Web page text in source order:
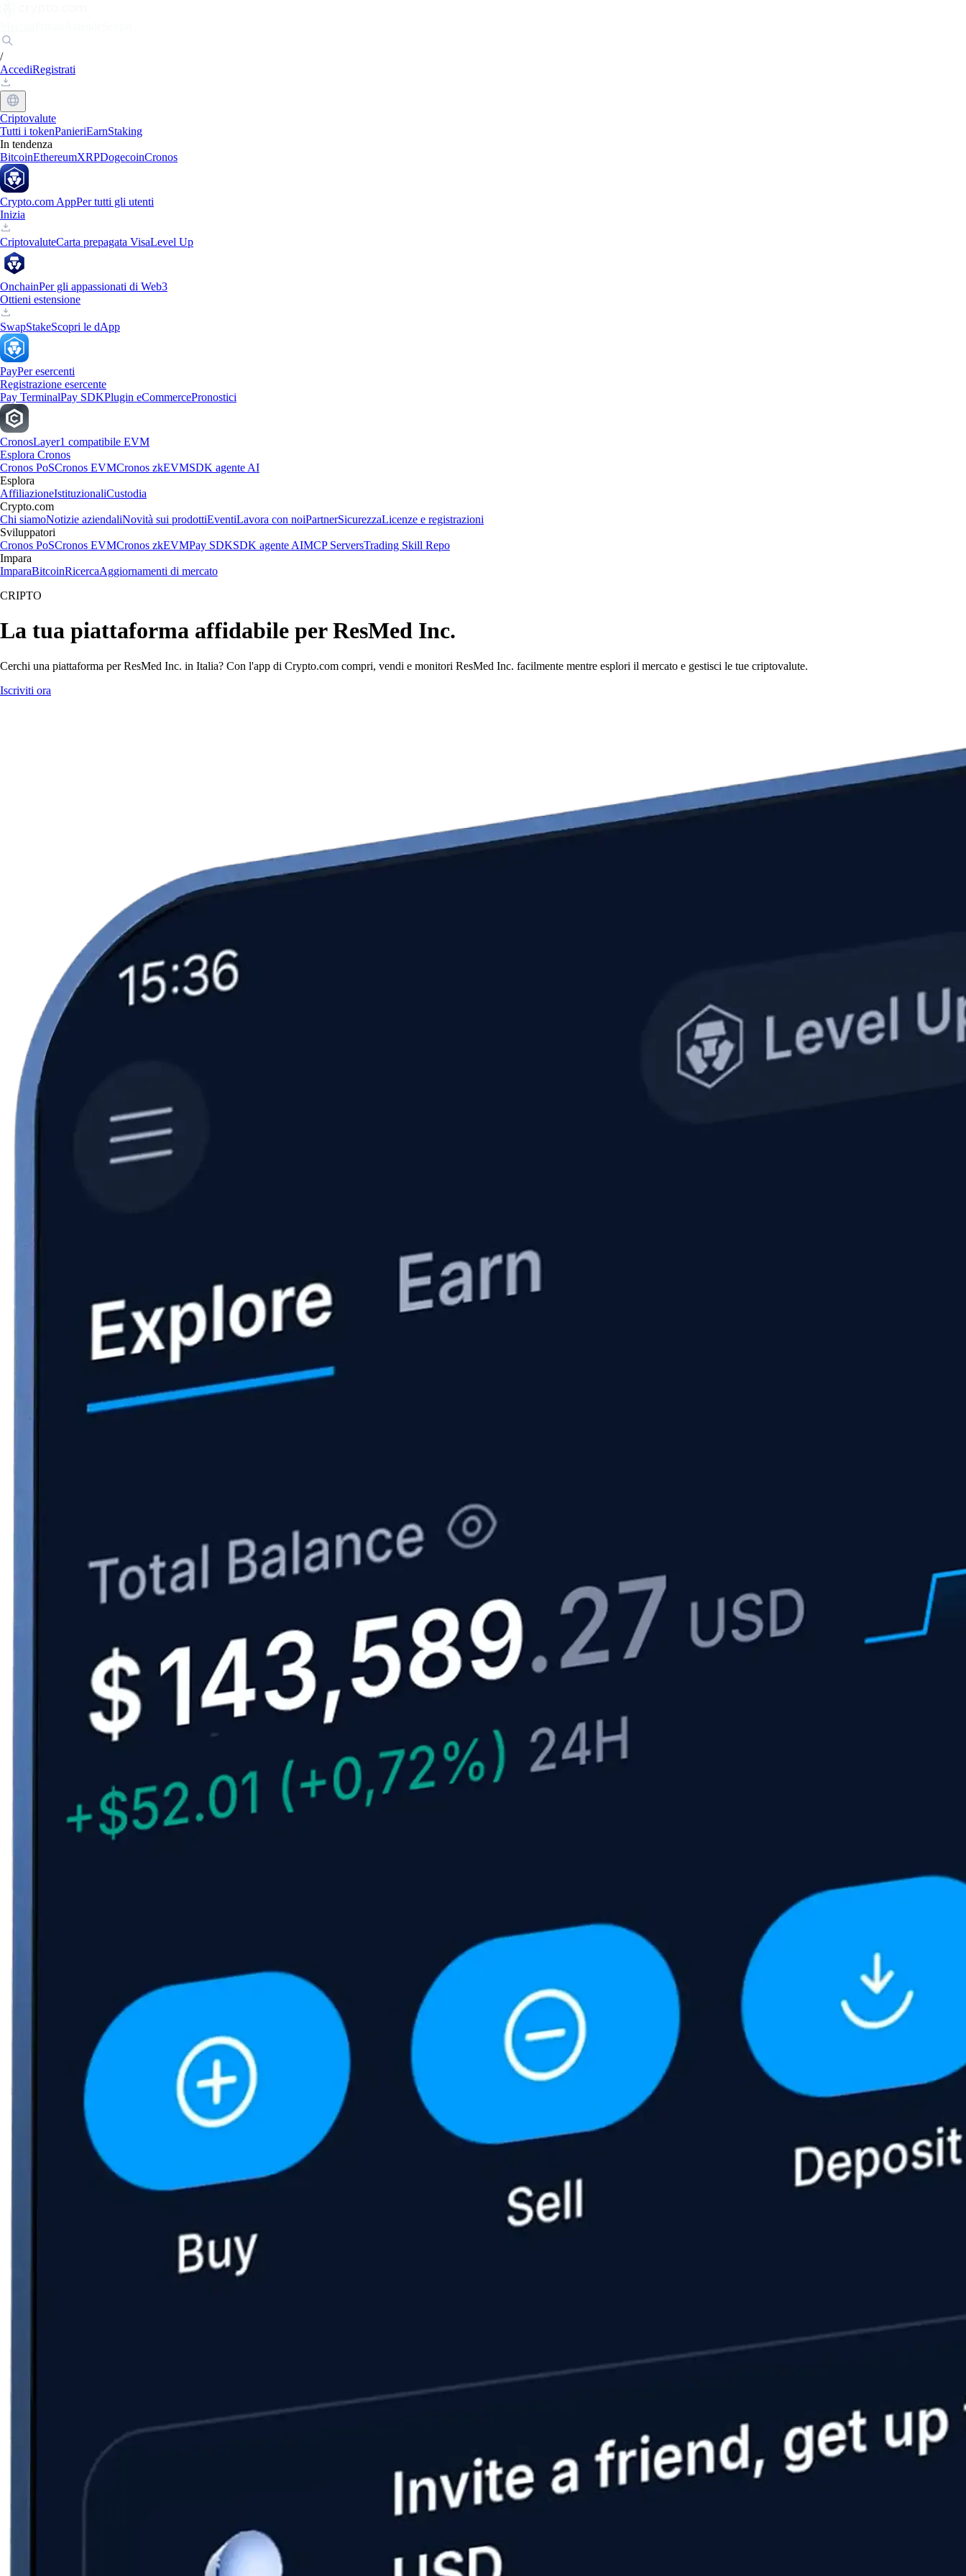
/
AccediRegistrati
Criptovalute
Tutti i tokenPanieriEarnStaking
In tendenza
BitcoinEthereumXRPDogecoinCronos
Crypto.com AppPer tutti gli utenti
Inizia
CriptovaluteCarta prepagata VisaLevel Up
OnchainPer gli appassionati di Web3
Ottieni estensione
SwapStakeScopri le dApp
PayPer esercenti
Registrazione esercente
Pay TerminalPay SDKPlugin eCommercePronostici
CronosLayer1 compatibile EVM
Esplora Cronos
Cronos PoSCronos EVMCronos zkEVMSDK agente AI
Esplora
AffiliazioneIstituzionaliCustodia
Crypto.com
Chi siamoNotizie aziendaliNovità sui prodottiEventiLavora con noiPartnerSicurezzaLicenze e registrazioni
Sviluppatori
Cronos PoSCronos EVMCronos zkEVMPay SDKSDK agente AIMCP ServersTrading Skill Repo
Impara
ImparaBitcoinRicercaAggiornamenti di mercato
CRIPTO
La tua piattaforma affidabile per ResMed Inc.
Cerchi una piattaforma per ResMed Inc. in Italia? Con l'app di Crypto.com compri, vendi e monitori ResMed Inc. facilmente mentre esplori il mercato e gestisci le tue criptovalute.
Iscriviti ora